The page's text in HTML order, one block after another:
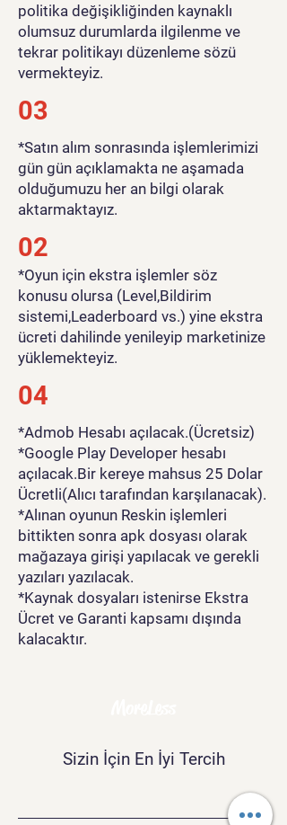
politika değişikliğinden kaynaklı
olumsuz durumlarda ilgilenme ve
tekrar politikayı düzenleme sözü
vermekteyiz.
03
*Satın alım sonrasında işlemlerimizi
gün gün açıklamakta ne aşamada
olduğumuzu her an bilgi olarak
aktarmaktayız.
02
*Oyun için ekstra işlemler söz
konusu olursa (Level,Bildirim
sistemi,Leaderboard vs.) yine ekstra
ücreti dahilinde yenileyip marketinize
yüklemekteyiz.
04
*Admob Hesabı açılacak.(Ücretsiz)
*Google Play Developer hesabı
açılacak.Bir kereye mahsus 25 Dolar
Ücretli(Alıcı tarafından karşılanacak).
*Alınan oyunun Reskin işlemleri
bittikten sonra apk dosyası olarak
mağazaya girişi yapılacak ve gerekli
yazıları yazılacak.
*Kaynak dosyaları istenirse Ekstra
Ücret ve Garanti kapsamı dışında
kalacaktır.
Sizin İçin En İyi Tercih